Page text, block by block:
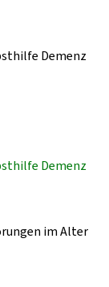
Demenz
Demenz
im Alter